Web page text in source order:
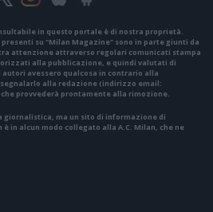
in questo portale è di nostra proprietà.
su "Milan Magazine" sono in parte giunti da
attenzione attraverso regolari comunicati stampa
alla pubblicazione, e quindi valutati di
avessero qualcosa in contrario alla
alla redazione (indirizzo email:
che provvederà prontamente alla rimozione.
giornalistica, ma un sito di informazione di
in alcun modo collegato alla A.C. Milan, che ne